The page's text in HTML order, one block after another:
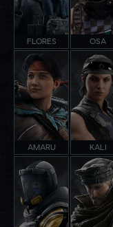
OSA
FLORES
KALI
AMARU